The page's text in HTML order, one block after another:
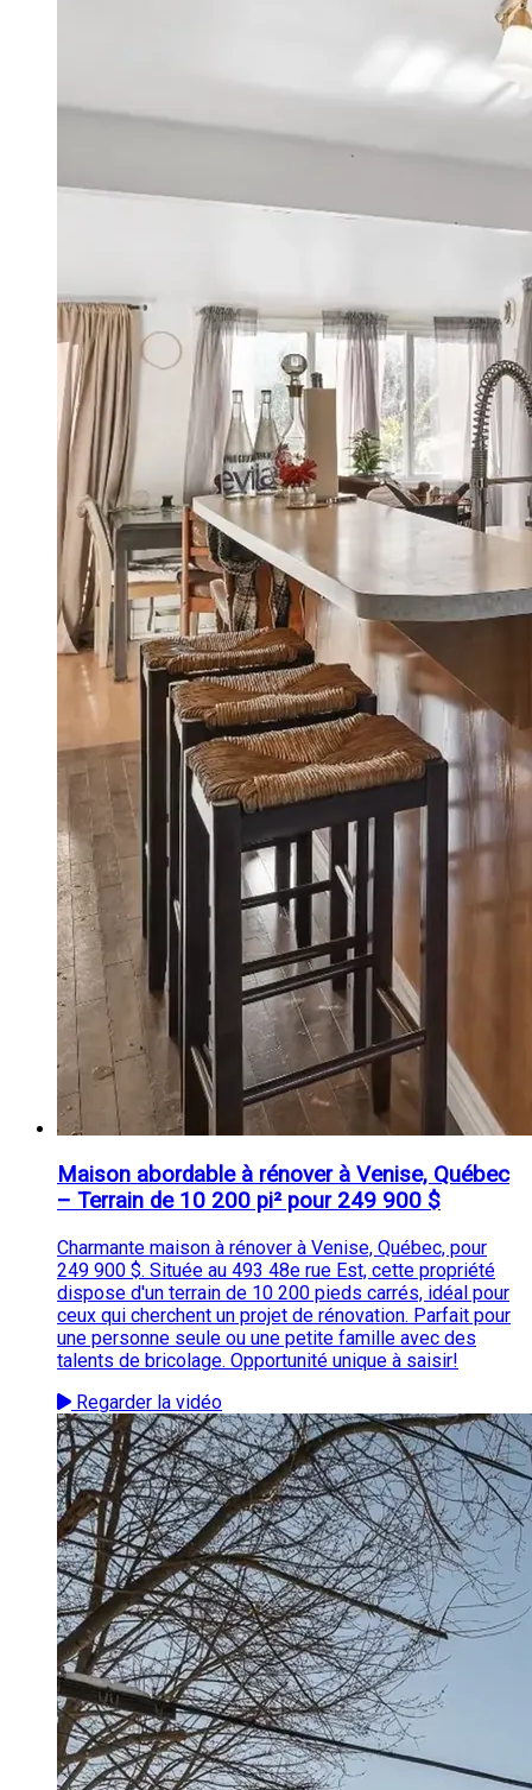
Maison abordable à rénover à Venise, Québec
– Terrain de 10 200 pi² pour 249 900 $
Charmante maison à rénover à Venise, Québec, pour
249 900 $. Située au 493 48e rue Est, cette propriété
dispose d'un terrain de 10 200 pieds carrés, idéal pour
ceux qui cherchent un projet de rénovation. Parfait pour
une personne seule ou une petite famille avec des
talents de bricolage. Opportunité unique à saisir!
Regarder la vidéo